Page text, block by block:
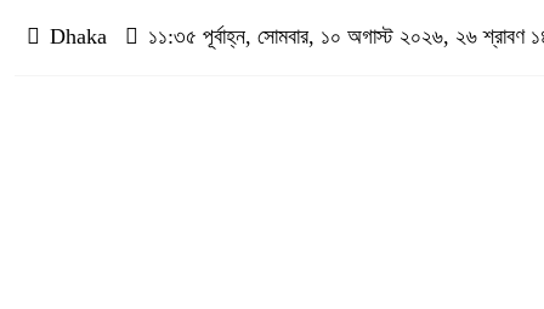
Dhaka ১১:৩৫ পূর্বাহ্ন, সোমবার, ১০ অগাস্ট ২০২৬, ২৬ শ্রাবণ